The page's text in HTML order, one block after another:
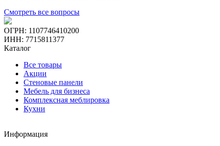
Смотреть все вопросы
ОГРН: 1107746410200
ИНН: 7715811377
Каталог
Все товары
Акции
Стеновые панели
Мебель для бизнеса
Комплексная меблировка
Кухни
Информация